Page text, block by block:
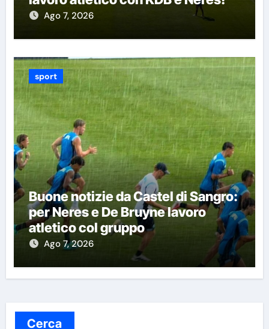
Ago 7, 2026
sport
Buone notizie da Castel di Sangro:
per Neres e De Bruyne lavoro
atletico col gruppo
Ago 7, 2026
Cerca